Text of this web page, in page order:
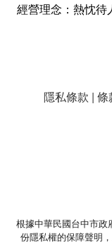
經營理念：熱忱待
隱私條款 |
根據中華民國台中市政
份隱私權的保障聲明